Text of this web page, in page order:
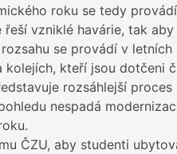
roku se tedy
řeší vzniklé havárie, tak
se provádí v
kolejích, kteří jsou dotčeni
rozsáhlejší
nespadá
ČZU, aby studenti